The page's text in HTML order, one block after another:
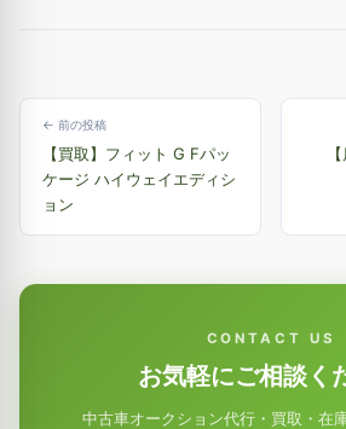
← 前の投稿
【買取】フィット G Fパッ
ケージ ハイウェイエディシ
ョン
CONTACT US
お気軽にご相談く
中古車オークション代行・買取・在